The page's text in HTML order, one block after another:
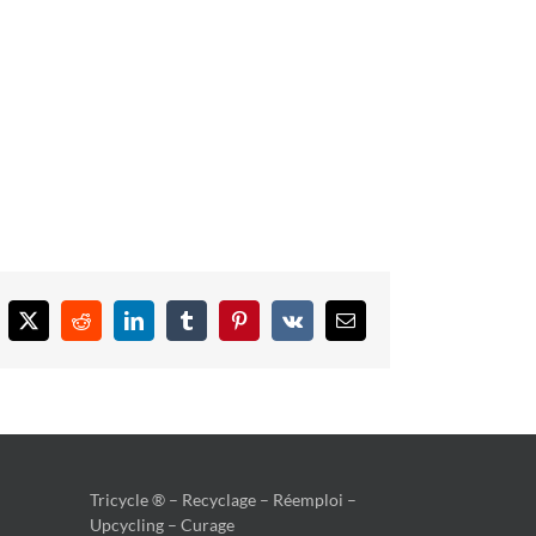
X RedditLinkedInTumblrPinterest
Vk Email
Tricycle ® – Recyclage – Réemploi –
Upcycling – Curage